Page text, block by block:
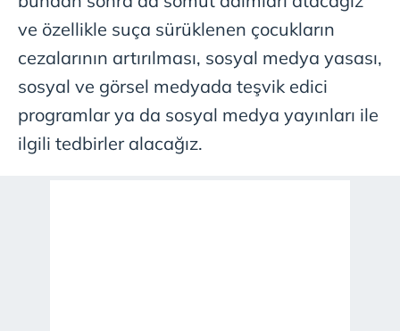
ve özellikle suça sürüklenen çocukların
cezalarının artırılması, sosyal medya yasası,
sosyal ve görsel medyada teşvik edici
programlar ya da sosyal medya yayınları ile
ilgili tedbirler alacağız.